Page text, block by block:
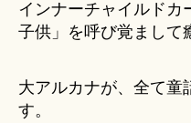
インナーチャイルドカ
子供」を呼び覚まして
大アルカナが、全て童
す。